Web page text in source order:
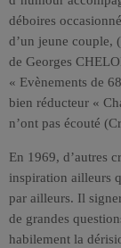
déboires
d’un jeune couple,
de Georges
« Evènements de
bien réducteur «
n’ont pas écouté
En 1969, d’autres
inspiration ailleurs
par ailleurs. Il
de grandes
habilement la